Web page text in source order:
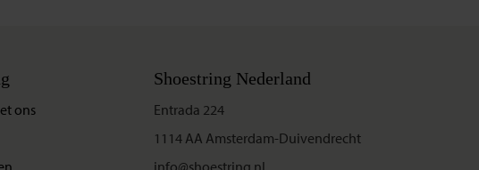
ons
Shoestring Nederland
Entrada 224
1114 AA Amsterdam-Duivendrecht
info@shoestring.nl